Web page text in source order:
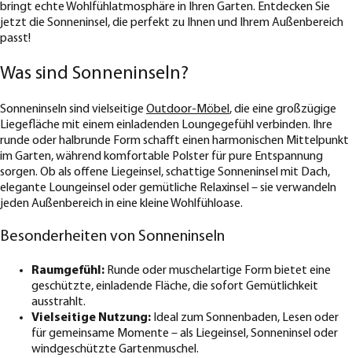
bringt echte Wohlfühlatmosphäre in Ihren Garten. Entdecken Sie
jetzt die Sonneninsel, die perfekt zu Ihnen und Ihrem Außenbereich
passt!
Was sind Sonneninseln?
Sonneninseln sind vielseitige Outdoor-Möbel , die eine großzügige
Liegefläche mit einem einladenden Loungegefühl verbinden. Ihre
runde oder halbrunde Form schafft einen harmonischen Mittelpunkt
im Garten, während komfortable Polster für pure Entspannung
sorgen. Ob als offene Liegeinsel, schattige Sonneninsel mit Dach,
elegante Loungeinsel oder gemütliche Relaxinsel – sie verwandeln
jeden Außenbereich in eine kleine Wohlfühloase.
Besonderheiten von Sonneninseln
Raumgefühl: Runde oder muschelartige Form bietet eine
geschützte, einladende Fläche, die sofort Gemütlichkeit
ausstrahlt.
Vielseitige Nutzung: Ideal zum Sonnenbaden, Lesen oder
für gemeinsame Momente – als Liegeinsel, Sonneninsel oder
windgeschützte Gartenmuschel.